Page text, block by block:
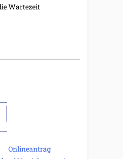
Wartezeit
Onlineantrag